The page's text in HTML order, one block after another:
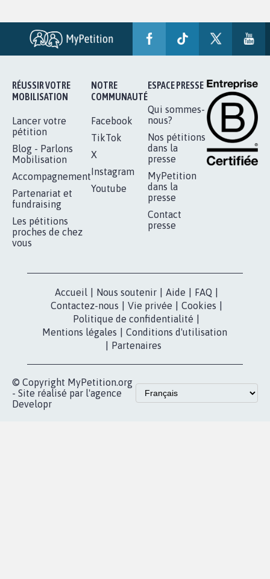
RÉUSSIR VOTRE
MOBILISATION
Lancer votre
pétition
Blog - Parlons
Mobilisation
Accompagnement
Partenariat et
fundraising
Les pétitions
proches de chez
vous
NOTRE
COMMUNAUTÉ
Facebook
TikTok
X
Instagram
Youtube
ESPACE PRESSE
Qui sommes-
nous?
Nos pétitions
dans la
presse
MyPetition
dans la
presse
Contact
presse
Accueil Nous soutenir Aide FAQ
Contactez-nous
Vie privée Cookies
Politique de confidentialité
Mentions légales
Conditions d'utilisation
Partenaires
© Copyright MyPetition.org
- Site réalisé par l'agence
Developr